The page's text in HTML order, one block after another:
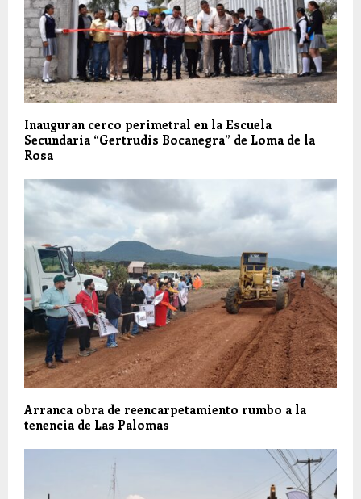
Inauguran cerco perimetral en la Escuela
Secundaria “Gertrudis Bocanegra” de Loma de la
Rosa
Arranca obra de reencarpetamiento rumbo a la
tenencia de Las Palomas